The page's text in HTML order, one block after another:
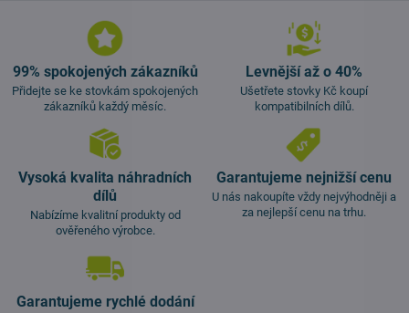
99% spokojených zákazníků
Přidejte se ke stovkám spokojených
zákazníků každý měsíc.
Levnější až o 40%
Ušetřete stovky Kč koupí
kompatibilních dílů.
Vysoká kvalita náhradních
dílů
Nabízíme kvalitní produkty od
ověřeného výrobce.
Garantujeme nejnižší cenu
U nás nakoupíte vždy nejvýhodněji a
za nejlepší cenu na trhu.
Garantujeme rychlé dodání